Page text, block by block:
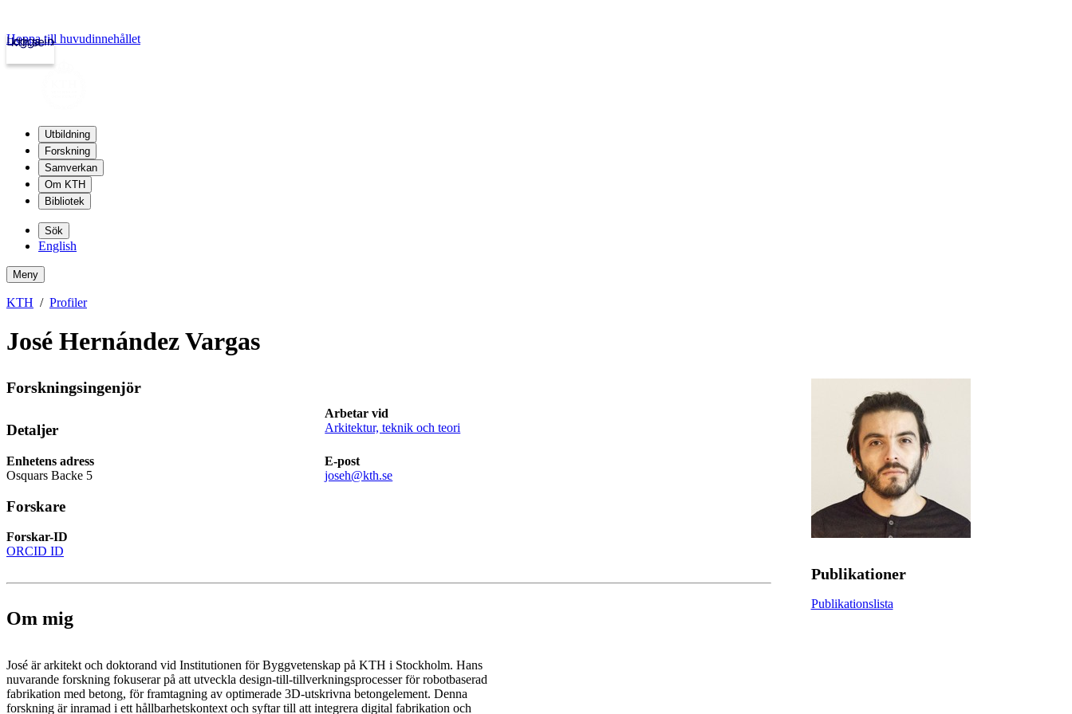
kth.se
Logga in
Hoppa till huvudinnehållet
Utbildning
Forskning
Samverkan
Om KTH
Bibliotek
Sök
English
Meny
KTH Profiler
José Hernández Vargas
Forskningsingenjör
Detaljer
Arbetar vid
Arkitektur, teknik och teori
Enhetens adress
Osquars Backe 5
E-post
joseh@kth.se
Forskare
Forskar-ID
ORCID ID
Om mig
José är arkitekt och doktorand vid Institutionen för Byggvetenskap på KTH i Stockholm. Hans
nuvarande forskning fokuserar på att utveckla design-till-tillverkningsprocesser för robotbaserad
fabrikation med betong, för framtagning av optimerade 3D-utskrivna betongelement. Denna
forskning är inramad i ett hållbarhetskontext och syftar till att integrera digital fabrikation och
Publikationer
Publikationslista